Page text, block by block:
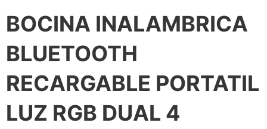
BOCINA INALAMBRICA
BLUETOOTH
RECARGABLE PORTATIL
LUZ RGB DUAL 4